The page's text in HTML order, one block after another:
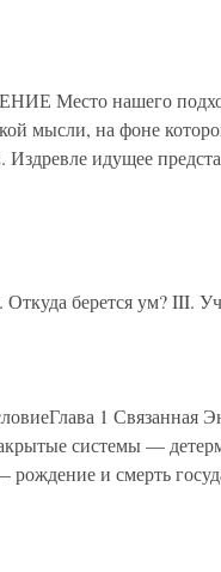
нашего
мысли, на фоне
идущее
берется ум? III.
1 Связанная
системы —
рождение и смерть